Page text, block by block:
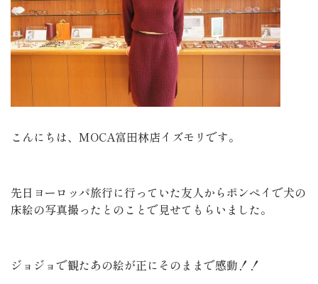
こんにちは、MOCA富田林店イズモリです。
先日ヨーロッパ旅行に行っていた友人からポンペイで犬の
床絵の写真撮ったとのことで見せてもらいました。
ジョジョで観たあの絵が正にそのままで感動！！